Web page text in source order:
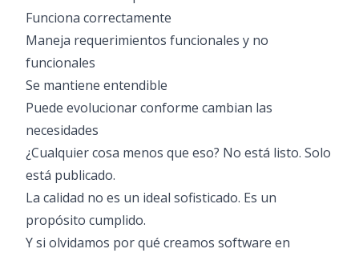
Funciona correctamente
Maneja requerimientos funcionales y no
funcionales
Se mantiene entendible
Puede evolucionar conforme cambian las
necesidades
¿Cualquier cosa menos que eso? No está listo. Solo
está publicado.
La calidad no es un ideal sofisticado. Es un
propósito cumplido.
Y si olvidamos por qué creamos software en